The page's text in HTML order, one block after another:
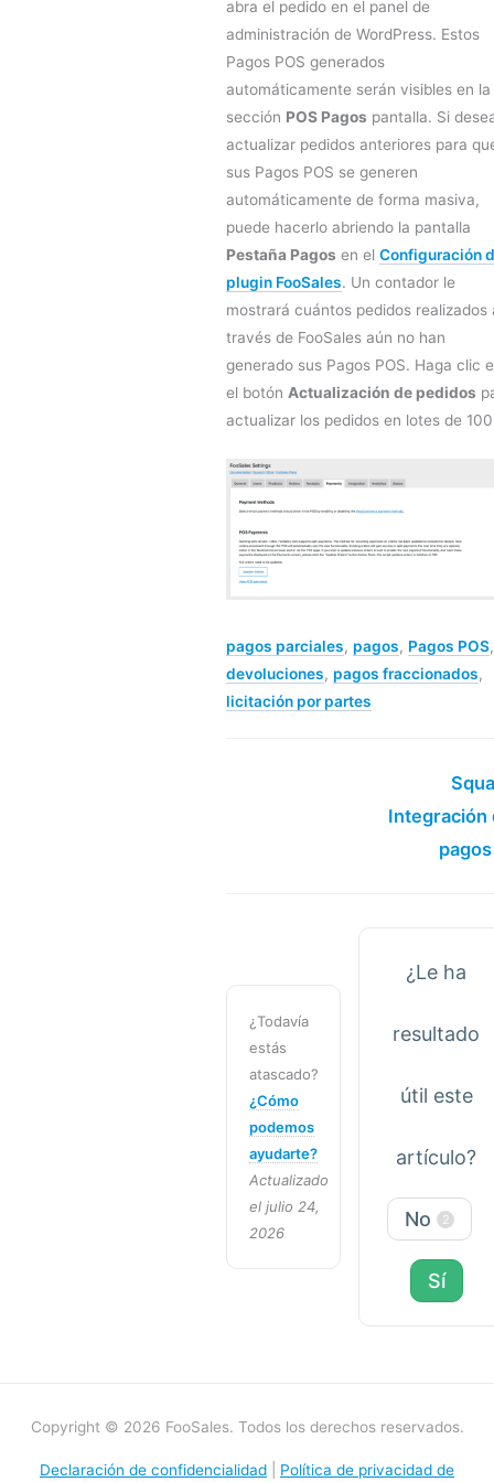
abra el pedido en el panel de
administración de WordPress. Estos
Pagos POS generados
automáticamente serán visibles en la
sección POS Pagos pantalla. Si
actualizar pedidos anteriores para
sus Pagos POS se generen
automáticamente de forma masiva,
puede hacerlo abriendo la pantalla
Pestaña Pagos en el Configuración
plugin FooSales. Un contador le
mostrará cuántos pedidos realizados
través de FooSales aún no han
generado sus Pagos POS. Haga clic
el botón Actualización de pedidos
actualizar los pedidos en lotes de
pagos parciales, pagos, Pagos POS,
devoluciones, pagos fraccionados,
licitación por partes
Integración
¿Todavía
estás
atascado?
¿Cómo
podemos
ayudarte?
Actualizado
el julio 24,
2026
¿Le ha
resultado
útil este
artículo?
No 2
Sí
Copyright © 2026 FooSales. Todos los derechos reservados.
Declaración de confidencialidad
Política de privacidad de